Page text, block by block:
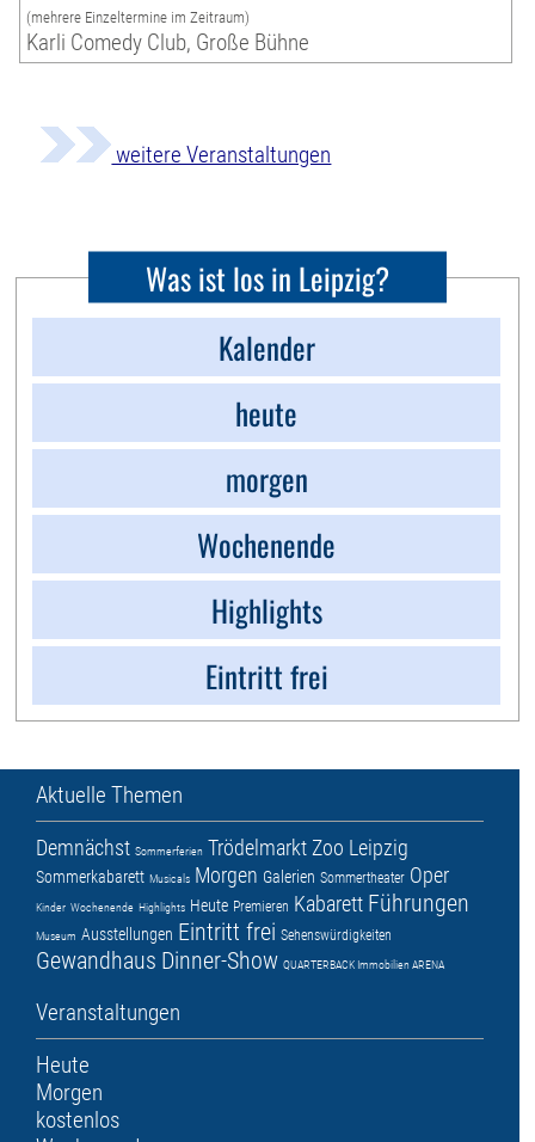
(mehrere Einzeltermine im Zeitraum)
Karli Comedy Club, Große Bühne
weitere Veranstaltungen
Was ist los in Leipzig?
Kalender
heute
morgen
Wochenende
Highlights
Eintritt frei
Aktuelle Themen
Demnächst Sommerferien TrödelmarktZoo Leipzig
Sommerkabarett Musicals Morgen Galerien Sommertheater Oper
Kinder Wochenende Highlights Heute Premieren Kabarett Führungen
Museum Ausstellungen Eintritt frei Sehenswürdigkeiten
Gewandhaus Dinner-Show QUARTERBACK Immobilien ARENA
Veranstaltungen
Heute
Morgen
kostenlos